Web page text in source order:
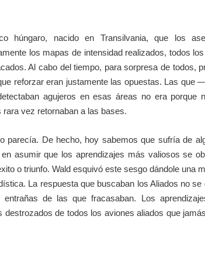
húngaro, nacido en Transilvania, que los
los mapas de intensidad realizados, todos
Al cabo del tiempo, para sorpresa de todos,
reforzar eran justamente las opuestas. Las que
agujeros en esas áreas no era porque
vez retornaban a las bases.
parecía. De hecho, hoy sabemos que sufría de
asumir que los aprendizajes más valiosos se
o triunfo. Wald esquivó este sesgo dándole una
La respuesta que buscaban los Aliados no se
de las que fracasaban. Los
de todos los aviones aliados que